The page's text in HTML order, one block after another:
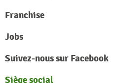
Franchise
Jobs
Suivez-nous sur Facebook
Siège social